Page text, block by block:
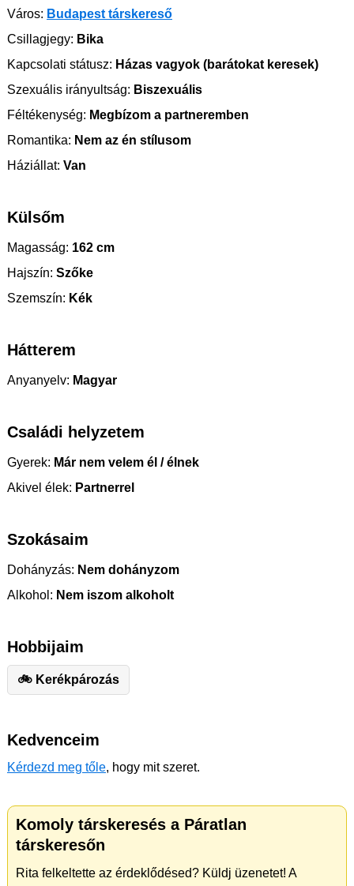
Város: Budapest társkereső
Csillagjegy: Bika
Kapcsolati státusz: Házas vagyok (barátokat keresek)
Szexuális irányultság: Biszexuális
Féltékenység: Megbízom a partneremben
Romantika: Nem az én stílusom
Háziállat: Van
Külsőm
Magasság: 162 cm
Hajszín: Szőke
Szemszín: Kék
Hátterem
Anyanyelv: Magyar
Családi helyzetem
Gyerek: Már nem velem él / élnek
Akivel élek: Partnerrel
Szokásaim
Dohányzás: Nem dohányzom
Alkohol: Nem iszom alkoholt
Hobbijaim
🚲 Kerékpározás
Kedvenceim
Kérdezd meg tőle, hogy mit szeret.
Komoly társkeresés a Páratlan
társkeresőn
Rita felkeltette az érdeklődésed? Küldj üzenetet! A